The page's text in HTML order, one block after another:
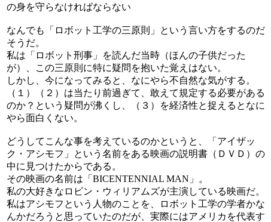
の身を守らなければならない
なんでも「ロボット工学の三原則」という言い方をするのだ
そうだ。
私は「ロボット刑事」を読んだ当時（ほんの子供だった
が）、この三原則に特に疑問を抱いた覚えはない。
しかし、今になってみると、なにやら不自然な気がする。
（１）（２）は当たり前過ぎて、敢えて規定する必要がある
のか？という疑問が沸くし、（３）を経済性と捉えるとなに
やら面白くない。
どうしてこんな事を考えているのかというと、「アイザッ
ク・アシモフ」という名前をある映画の説明書（ＤＶＤ）の
中に見つけたからである。
その映画の名前は「BICENTENNIAL MAN」。
私の大好きなロビン・ウィリアムズが主演している映画だ。
私はアシモフという人物のことを、ロボット工学の学者かな
んかだろうと思っていたのだが、実際にはアメリカを代表す